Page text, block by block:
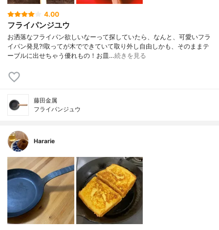
4.00
フライパンジユウ
お洒落なフライパン欲しいなーって探していたら、なんと、可愛いフラ
イパン発見⁈取ってが木でできていて取り外し自由しかも、そのままテ
ーブルに出せちゃう優れもの！お皿…続きを見る
藤田金属
フライパンジュウ
Hararie